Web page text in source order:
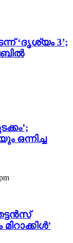
‘ദൃശ്യം 3’;
ഒന്നിച്ച